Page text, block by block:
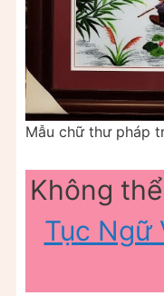
Mẫu chữ thư pháp
Không
Tục Ngữ